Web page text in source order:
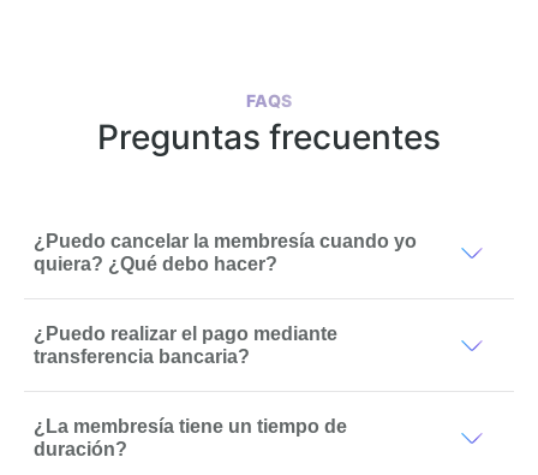
FAQS
Preguntas frecuentes
¿Puedo cancelar la membresía cuando yo
quiera? ¿Qué debo hacer?
¿Puedo realizar el pago mediante
transferencia bancaria?
¿La membresía tiene un tiempo de
duración?